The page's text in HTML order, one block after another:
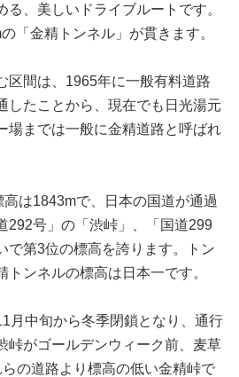
る、美しいドライブルートです。
「金精トンネル」が貫きます。
区間は、1965年に一般有料道路
したことから、現在でも日光湯元
場までは一般に金精道路と呼ばれ
は1843mで、日本の国道が通過
292号」の「渋峠」、「国道299
で第3位の標高を誇ります。トン
トンネルの標高は日本一です。
月中旬から冬季閉鎖となり、通行
峠がゴールデンウィーク前、麦草
の道路より標高の低い金精峠で